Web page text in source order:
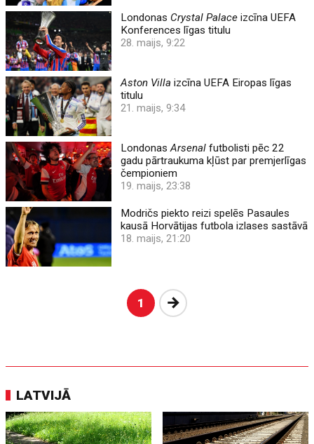
Londonas Crystal Palace izcīna UEFA
Konferences līgas titulu
28. maijs, 9:22
Aston Villa izcīna UEFA Eiropas līgas
titulu
21. maijs, 9:34
LondonasArsenal futbolisti pēc 22
gadu pārtraukuma kļūst par premjerlīgas
čempioniem
19. maijs, 23:38
Modričs piekto reizi spelēs Pasaules
kausā Horvātijas futbola izlases sastāvā
18. maijs, 21:20
1 Nākošā
LATVIJĀ